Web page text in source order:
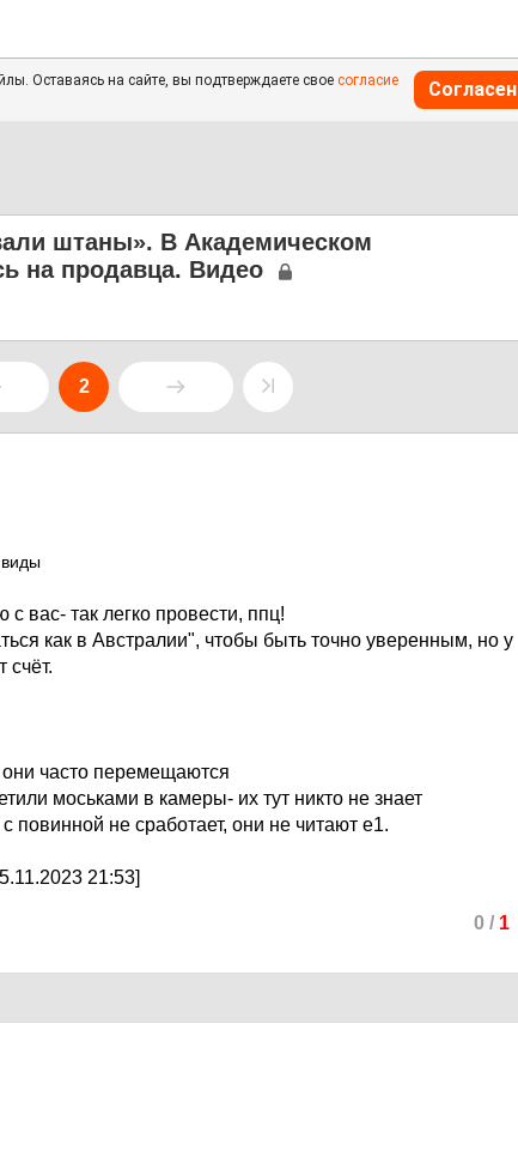
Оставаясь на сайте, вы подтверждаете свое согласие
Согласен
штаны». В Академическом
на продавца. Видео
2
вас- так легко провести, ппц!
как в Австралии", чтобы быть точно уверенным, но у
счёт.
они часто перемещаются
моськами в камеры- их тут никто не знает
повинной не сработает, они не читают е1.
21:53]
0 / 1